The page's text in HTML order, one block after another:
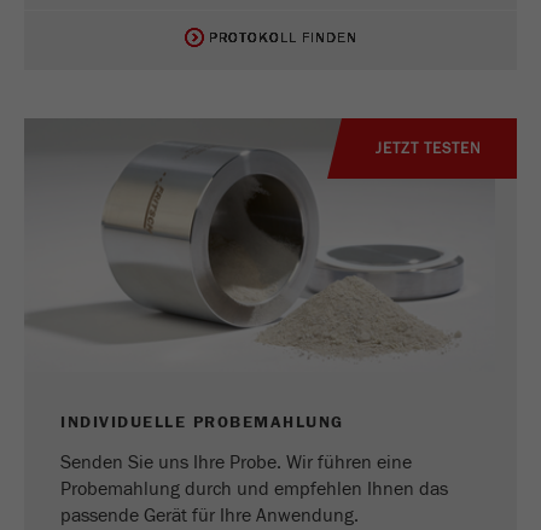
PROTOKOLL FINDEN
PROTOKOLL FINDEN
PROTOKOLL FINDEN
PROTOKOLL FINDEN
PROTOKOLL FINDEN
PROTOKOLL FINDEN
PROTOKOLL FINDEN
PROTOKOLL FINDEN
PROTOKOLL FINDEN
PROTOKOLL FINDEN
JETZT TESTEN
INDIVIDUELLE PROBEMAHLUNG
Senden Sie uns Ihre Probe. Wir führen eine
Probemahlung durch und empfehlen Ihnen das
passende Gerät für Ihre Anwendung.